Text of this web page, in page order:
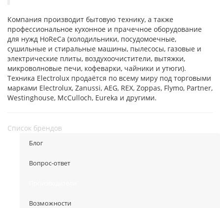
Компания производит бытовую технику, а также
профессиональное кухонное и прачечное оборудование
для нужд HoReCa (холодильники, посудомоечные,
сушильные и стиральные машины, пылесосы, газовые и
электрические плиты, воздухоочистители, вытяжки,
микроволновые печи, кофеварки, чайники и утюги).
Техника Electrolux продаётся по всему миру под торговыми
марками Electrolux, Zanussi, AEG, REX, Zoppas, Flymo, Partner,
Westinghouse, McCulloch, Eureka и другими.
Список брендов
Блог
Вопрос-ответ
Возможности